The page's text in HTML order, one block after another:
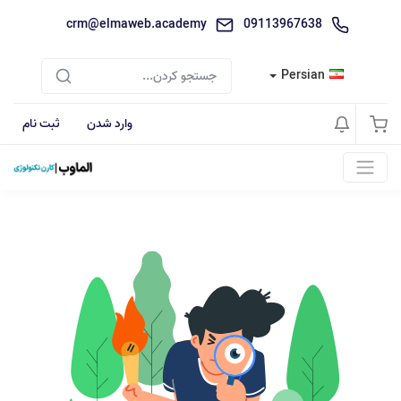
09113967638
crm@elmaweb.academy
Persian
وارد شدن ثبت نام